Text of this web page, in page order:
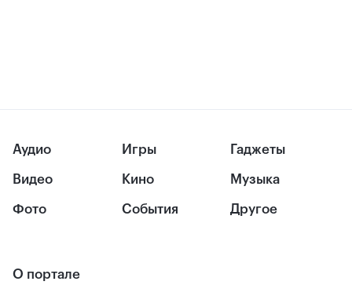
Аудио
Видео
Фото
Игры
Кино
События
Гаджеты
Музыка
Другое
О портале